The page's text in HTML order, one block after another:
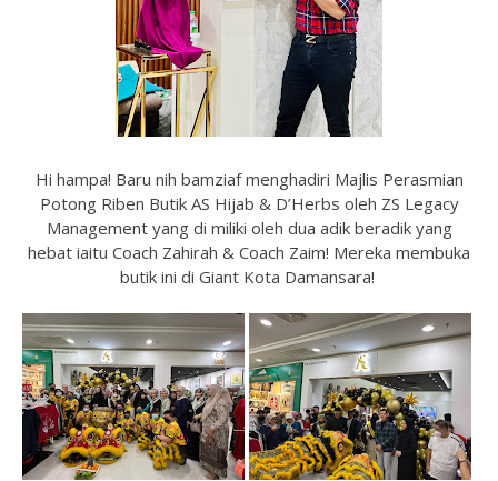
Hi hampa! Baru nih bamziaf menghadiri Majlis Perasmian
Potong Riben Butik AS Hijab & D’Herbs oleh ZS Legacy
Management yang di miliki oleh dua adik beradik yang
hebat iaitu Coach Zahirah & Coach Zaim! Mereka membuka
butik ini di Giant Kota Damansara!